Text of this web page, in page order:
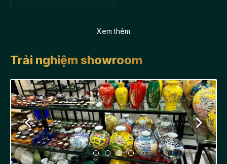
Xem thêm
Trải nghiệm showroom